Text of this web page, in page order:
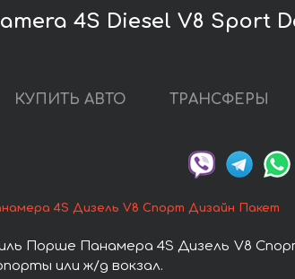
4S Diesel V8 Sport
КУПИТЬ АВТО ТРАНСФЕРЫ
4S Дизель V8 Спорт Дизайн Пакет
Порше Панамера 4S Дизель V8
или ж/д вокзал.